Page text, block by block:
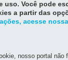
uso. Você pode
a partir das
acesse
nosso portal não